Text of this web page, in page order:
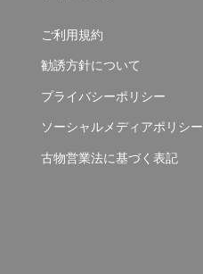
ご利用規約
勧誘方針について
プライバシーポリシー
ソーシャルメディアポリシー
古物営業法に基づく表記